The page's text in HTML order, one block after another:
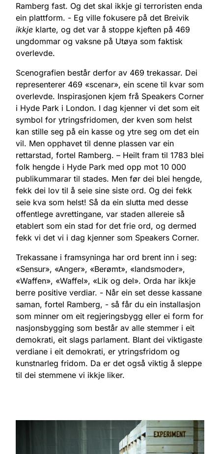
Ramberg fast. Og det skal ikkje gi terroristen enda
ein plattform. - Eg ville fokusere på det Breivik
ikkje klarte, og det var å stoppe kjeften på 469
ungdommar og vaksne på Utøya som faktisk
overlevde.
Scenografien består derfor av 469 trekassar. Dei
representerer 469 «scenar», ein scene til kvar som
overlevde. Inspirasjonen kjem frå Speakers Corner
i Hyde Park i London. I dag kjenner vi det som eit
symbol for ytringsfridomen, der kven som helst
kan stille seg på ein kasse og ytre seg om det ein
vil. Men opphavet til denne plassen var ein
rettarstad, fortel Ramberg. – Heilt fram til 1783 blei
folk hengde i Hyde Park med opp mot 10 000
publikummarar til stades. Men før dei blei hengde,
fekk dei lov til å seie sine siste ord. Og dei fekk
seie kva som helst! Så da ein slutta med desse
offentlege avrettingane, var staden allereie så
etablert som ein stad for det frie ord, og dermed
fekk vi det vi i dag kjenner som Speakers Corner.
Trekassane i framsyninga har ord brent inn i seg:
«Sensur», «Anger», «Berømt», «landsmoder»,
«Waffen», «Waffel», «Lik og del». Orda har ikkje
berre positive verdiar. - Når ein set desse kassane
saman, fortel Ramberg, - så får du ein installasjon
som minner om eit regjeringsbygg eller ei form for
nasjonsbygging som består av alle stemmer i eit
demokrati, eit slags parlament. Blant dei viktigaste
verdiane i eit demokrati, er ytringsfridom og
kunstnarleg fridom. Da er det også viktig å sleppe
til dei stemmene vi ikkje liker.